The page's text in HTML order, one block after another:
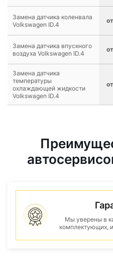
Замена датчика коленвала
Volkswagen ID.4
Замена датчика впускного
воздуха Volkswagen ID.4
Замена датчика
температуры
охлаждающей жидкости
Volkswagen ID.4
Мы уверены в
комплектующих,